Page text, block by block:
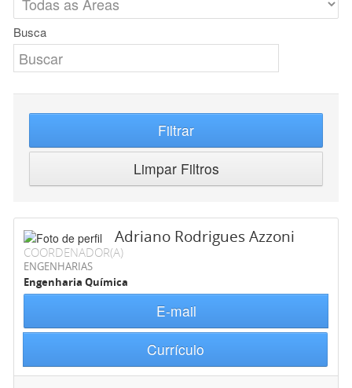
Busca
Filtrar
Limpar Filtros
Adriano Rodrigues Azzoni
COORDENADOR(A)
ENGENHARIAS
Engenharia Química
E-mail
Currículo